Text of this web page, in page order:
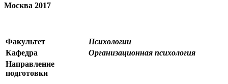
Москва 2017
Факультет
Психологии
Кафедра
Организационная психология
Направление
подготовки